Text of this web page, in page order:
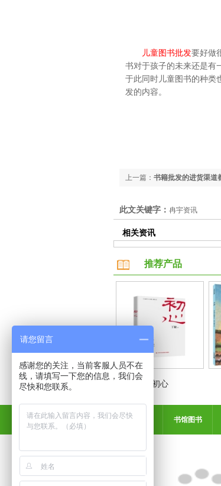
儿童图书批发要好做
书对于孩子的未来还是有
于此同时儿童图书的种类
发的内容。
上一篇： 书籍批发的进货渠道
此文关键字： 冉宇资讯
相关资讯
推荐产品
初心
图书批发 书馆图书
请您留言
感谢您的关注，当前客服人员不在
线，请填写一下您的信息，我们会
尽快和您联系。